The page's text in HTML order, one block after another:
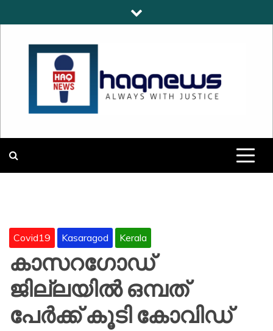
to
HAQNEWS
Covid19 Kasaragod Kerala
കാസറഗോഡ്
ജില്ലയില്‍ ഒമ്പത്
പേര്‍ക്ക് കൂടി കോവിഡ്